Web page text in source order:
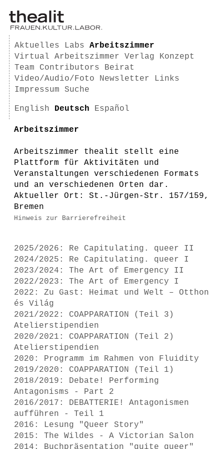
Aktuelles Labs
Arbeitszimmer
Virtual Arbeitszimmer
Verlag
Konzept
Team
Contributors
Beirat
Video/Audio/Foto
Newsletter
Links
Impressum
Suche
English Deutsch Español
Arbeitszimmer
Arbeitszimmer thealit stellt eine
Plattform für Aktivitäten und
Veranstaltungen verschiedenen Formats
und an verschiedenen Orten dar.
Aktueller Ort: St.-Jürgen-Str. 157/159,
Bremen
Hinweis zur Barrierefreiheit
2025/2026: Re Capitulating. queer II
2024/2025: Re Capitulating. queer I
2023/2024: The Art of Emergency II
2022/2023: The Art of Emergency I
2022: Zu Gast: Heimat und Welt – Otthon
és Világ
2021/2022: COAPPARATION (Teil 3)
Atelierstipendien
2020/2021: COAPPARATION (Teil 2)
Atelierstipendien
2020: Programm im Rahmen von Fluidity
2019/2020: COAPPARATION (Teil 1)
2018/2019: Debate! Performing
Antagonisms - Part 2
2016/2017: DEBATTERIE! Antagonismen
aufführen - Teil 1
2016: Lesung "Queer Story"
2015: The Wildes - A Victorian Salon
2014: Buchpräsentation "quite queer"